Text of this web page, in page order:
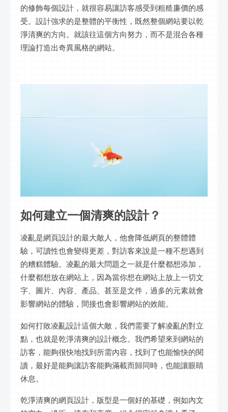
的修飾每個設計，就很容易讓訪客感受到粗糙廉價的感
受。設計強求的是整體的平衡性，既然整個網站要以乾
淨清爽的方向。就該往這個方向努力，而不是混合各種
理論打造出奇異風格的網站。
如何建立一個清爽的設計？
凌亂是網頁設計的最大敵人，他會降低網頁的整體體
驗，可讀性也會變得更差，對訪客來說是一種不想遇到
的糟糕體驗。凌亂的最大問題之一就是什麼都想添加，
什麼都想放在網站上，因為當你想在網站上放上一切文
字、圖片、內容、產品、甚至是文件，過多的元素就會
影響網站的體驗，間接也會影響網站的效能。
如何打敗凌亂設計這個大敵，我們需要了解凌亂的對立
點，也就是乾淨清爽的設計概念。我們希望來到網站的
訪客，能夠很快地找到所需內容，找到了也能愉快的閱
讀，最好是能夠讓訪客能夠滿載而歸同時，也能讓眼睛
休息。
乾淨清爽的網頁設計，版型是一個好的基礎，例如內文